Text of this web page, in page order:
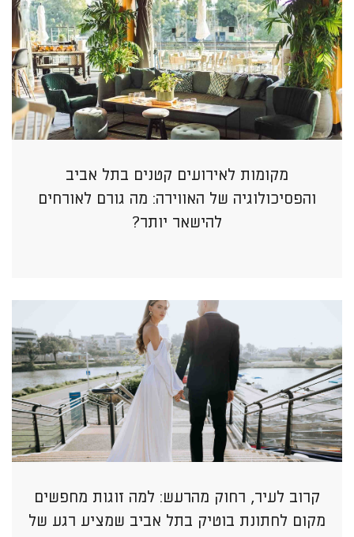
מקומות לאירועים קטנים בתל אביב
והפסיכולוגיה של האווירה: מה גורם לאורחים
להישאר יותר?
קרוב לעיר, רחוק מהרעש: למה זוגות מחפשים
מקום לחתונת בוטיק בתל אביב שמציע רגע של